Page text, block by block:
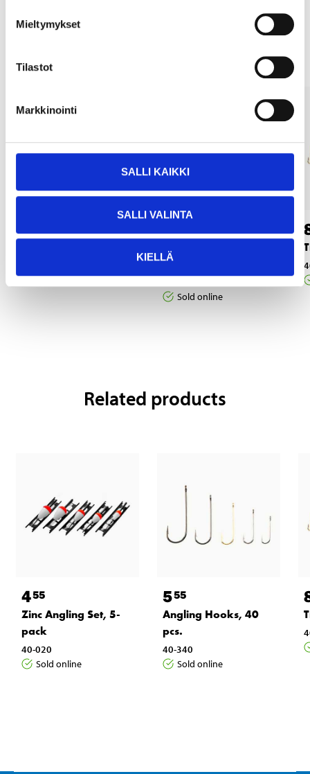
Mieltymykset
Tilastot
Markkinointi
SALLI KAIKKI
SALLI VALINTA
KIELLÄ
Other customers also bought
6
Sold online
5
Spring Ring Set, 150
st
Sold online
Related products
455
Zinc Angling Set, 5-
pack
40-020
Sold online
555
Angling Hooks, 40
pcs.
40-340
Sold online